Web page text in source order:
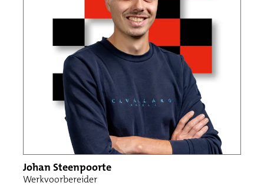
Johan Steenpoorte
Werkvoorbereider